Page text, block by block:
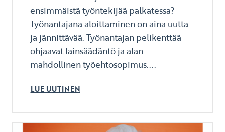
ensimmäistä työntekijää palkatessa?
Työnantajana aloittaminen on aina uutta
ja jännittävää. Työnantajan pelikenttää
ohjaavat lainsäädäntö ja alan
mahdollinen työehtosopimus....
LUE UUTINEN